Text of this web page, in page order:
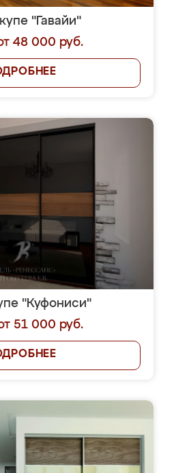
"Гавайи"
48 000 руб.
"Куфониси"
51 000 руб.